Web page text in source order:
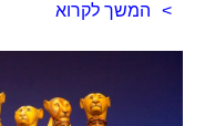
המשך לקרוא